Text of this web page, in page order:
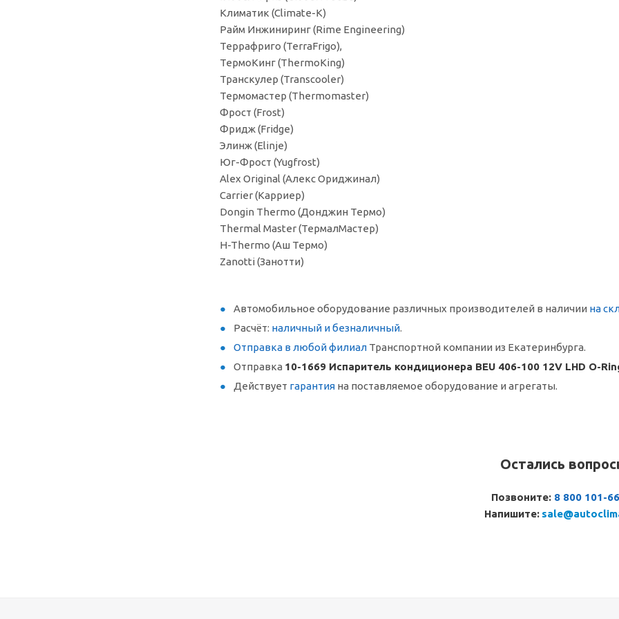
Климатик (Climate-K)
Райм Инжиниринг (Rime Engineering)
Террафриго (TerraFrigo),
ТермоКинг (ThermoKing)
Транскулер (Transcooler)
Термомастер (Thermomaster)
Фрост (Frost)
Фридж (Fridge)
Элинж (Elinje)
Юг-Фрост (Yugfrost)
Alex Original (Алекс Ориджинал)
Carrier (Карриер)
Dongin Thermo (Донджин Термо)
Thermal Master (ТермалМастер)
H-Thermo (Аш Термо)
Zanotti (Занотти)
Автомобильное оборудование различных производителей в наличии на
Расчёт: наличный и безналичный.
Отправка в любой филиал Транспортной компании из Екатеринбурга.
Отправка 10-1669 Испаритель кондиционера BEU 406-100 12V LHD O-
Действует гарантия на поставляемое оборудование и агрегаты.
Остались
Позвоните: 8 800 101-
Напишите: